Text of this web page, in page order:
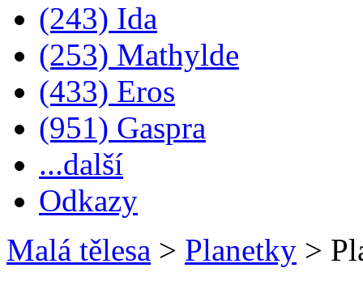
(243) Ida
(253) Mathylde
(433) Eros
(951) Gaspra
...další
Odkazy
Malá tělesa > Planetky >